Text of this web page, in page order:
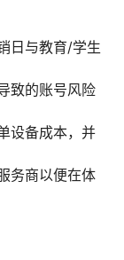
日与教育/学生
致的账号风险
设备成本，并
务商以便在体